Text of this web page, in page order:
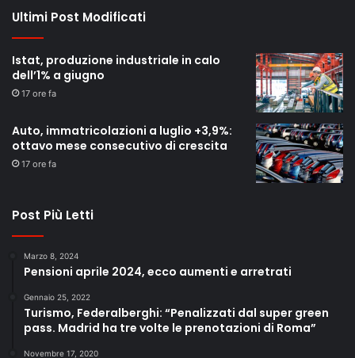
Ultimi Post Modificati
Istat, produzione industriale in calo
dell’1% a giugno
17 ore fa
Auto, immatricolazioni a luglio +3,9%:
ottavo mese consecutivo di crescita
17 ore fa
Post Più Letti
Marzo 8, 2024
Pensioni aprile 2024, ecco aumenti e arretrati
Gennaio 25, 2022
Turismo, Federalberghi: “Penalizzati dal super green
pass. Madrid ha tre volte le prenotazioni di Roma”
Novembre 17, 2020